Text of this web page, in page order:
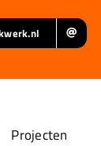
Projecten